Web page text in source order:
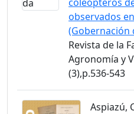
observados
(Gobernación
Revista de la
Agronomía y
(3),p.536-543
Aspiazú,